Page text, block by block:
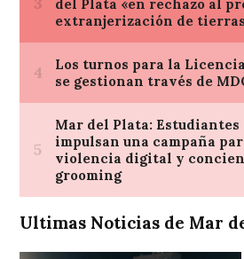
Ultimas Noticias de Mar